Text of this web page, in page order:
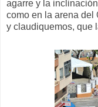
agarre y la
como en la arena del
y claudiquemos, que